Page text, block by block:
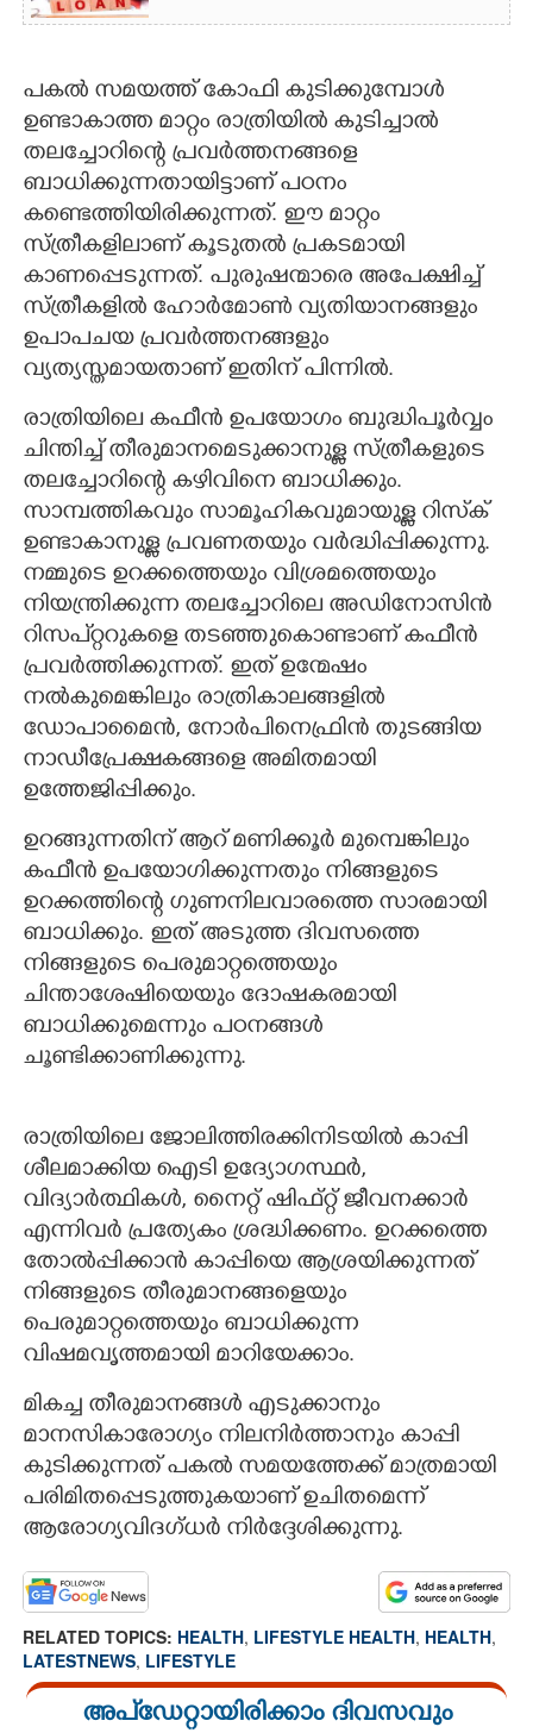
പകൽ സമയത്ത് കോഫി കുടിക്കുമ്പോൾ
ഉണ്ടാകാത്ത മാറ്റം രാത്രിയിൽ കുടിച്ചാൽ
തലച്ചോറിന്റെ പ്രവർത്തനങ്ങളെ
ബാധിക്കുന്നതായിട്ടാണ് പഠനം
കണ്ടെത്തിയിരിക്കുന്നത്. ഈ മാറ്റം
സ്ത്രീകളിലാണ് കൂടുതൽ പ്രകടമായി
കാണപ്പെടുന്നത്. പുരുഷന്മാരെ അപേക്ഷിച്ച്
സ്ത്രീകളിൽ ഹോർമോൺ വ്യതിയാനങ്ങളും
ഉപാപചയ പ്രവർത്തനങ്ങളും
വ്യത്യസ്തമായതാണ് ഇതിന് പിന്നിൽ.
രാത്രിയിലെ കഫീൻ ഉപയോഗം ബുദ്ധിപൂർവ്വം
ചിന്തിച്ച് തീരുമാനമെടുക്കാനുള്ള സ്ത്രീകളുടെ
തലച്ചോറിന്റെ കഴിവിനെ ബാധിക്കും.
സാമ്പത്തികവും സാമൂഹികവുമായുള്ള റിസ്‌ക്
ഉണ്ടാകാനുള്ള പ്രവണതയും വർദ്ധിപ്പിക്കുന്നു.
നമ്മുടെ ഉറക്കത്തെയും വിശ്രമത്തെയും
നിയന്ത്രിക്കുന്ന തലച്ചോറിലെ അഡിനോസിൻ
റിസപ്റ്ററുകളെ തടഞ്ഞുകൊണ്ടാണ് കഫീൻ
പ്രവർത്തിക്കുന്നത്. ഇത് ഉന്മേഷം
നൽകുമെങ്കിലും രാത്രികാലങ്ങളിൽ
ഡോപാമൈൻ, നോർപിനെഫ്രിൻ തുടങ്ങിയ
നാഡീപ്രേക്ഷകങ്ങളെ അമിതമായി
ഉത്തേജിപ്പിക്കും.
ഉറങ്ങുന്നതിന് ആറ് മണിക്കൂർ മുമ്പെങ്കിലും
കഫീൻ ഉപയോഗിക്കുന്നതും നിങ്ങളുടെ
ഉറക്കത്തിന്റെ ഗുണനിലവാരത്തെ സാരമായി
ബാധിക്കും. ഇത് അടുത്ത ദിവസത്തെ
നിങ്ങളുടെ പെരുമാറ്റത്തെയും
ചിന്താശേഷിയെയും ദോഷകരമായി
ബാധിക്കുമെന്നും പഠനങ്ങൾ
ചൂണ്ടിക്കാണിക്കുന്നു.
രാത്രിയിലെ ജോലിത്തിരക്കിനിടയിൽ കാപ്പി
ശീലമാക്കിയ ഐടി ഉദ്യോഗസ്ഥർ,
വിദ്യാർത്ഥികൾ, നൈറ്റ് ഷിഫ്റ്റ് ജീവനക്കാർ
എന്നിവർ പ്രത്യേകം ശ്രദ്ധിക്കണം. ഉറക്കത്തെ
തോൽപ്പിക്കാൻ കാപ്പിയെ ആശ്രയിക്കുന്നത്
നിങ്ങളുടെ തീരുമാനങ്ങളെയും
പെരുമാറ്റത്തെയും ബാധിക്കുന്ന
വിഷമവൃത്തമായി മാറിയേക്കാം.
മികച്ച തീരുമാനങ്ങൾ എടുക്കാനും
മാനസികാരോഗ്യം നിലനിർത്താനും കാപ്പി
കുടിക്കുന്നത് പകൽ സമയത്തേക്ക് മാത്രമായി
പരിമിതപ്പെടുത്തുകയാണ് ഉചിതമെന്ന്
ആരോഗ്യവിദഗ്ധർ നിർദ്ദേശിക്കുന്നു.
RELATED TOPICS: HEALTH, LIFESTYLE HEALTH, HEALTH,
LATESTNEWS, LIFESTYLE
അപ്ഡേറ്റായിരിക്കാം ദിവസവും